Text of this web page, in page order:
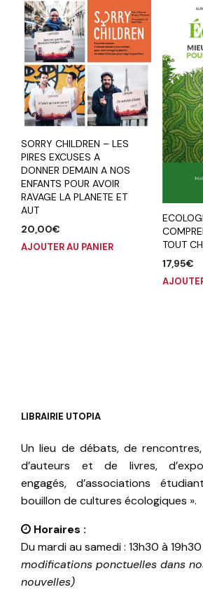
SORRY CHILDREN – LES
PIRES EXCUSES A
DONNER DEMAIN A NOS
ENFANTS POUR AVOIR
RAVAGE LA PLANETE ET
AUT
20,00€
AJOUTER AU PANIER
TOUT
17,95€
LIBRAIRIE UTOPIA
Un lieu de débats, de
d’auteurs et de livres,
engagés, d’associations
bouillon de cultures écologiques ».
Horaires :
Du mardi au samedi : 13h30 à 19h30
modifications ponctuelles dans
nouvelles)